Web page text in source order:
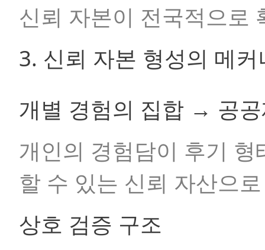
신뢰 자본이 전국적으로
3. 신뢰 자본 형성의 메커
개별 경험의 집합 → 공
개인의 경험담이 후기
할 수 있는 신뢰 자산으
상호 검증 구조